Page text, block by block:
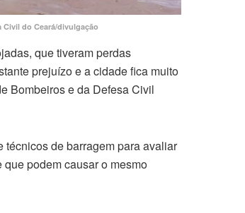
Civil do Ceará/divulgação
que tiveram perdas
prejuízo e a cidade fica muito
Bombeiros e da Defesa Civil
de barragem para avaliar
podem causar o mesmo